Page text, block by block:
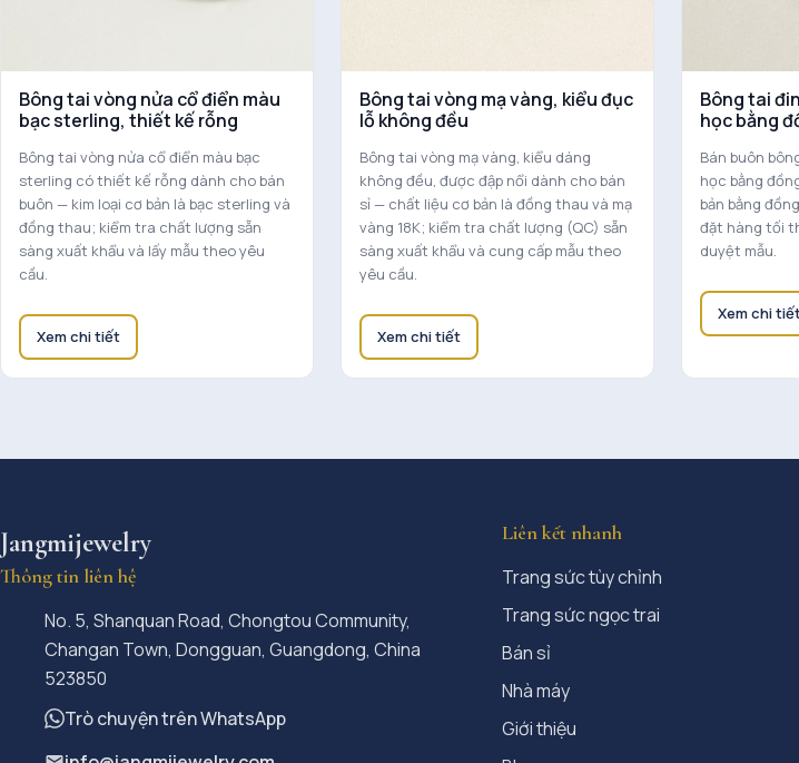
Bông tai vòng nửa cổ điển màu
bạc sterling, thiết kế rỗng
Bông tai vòng nửa cổ điển màu bạc
sterling có thiết kế rỗng dành cho bán
buôn — kim loại cơ bản là bạc sterling và
đồng thau; kiểm tra chất lượng sẵn
sàng xuất khẩu và lấy mẫu theo yêu
cầu.
Xem chi tiết
Bông tai vòng mạ vàng, kiểu đục
lỗ không đều
Bông tai vòng mạ vàng, kiểu dáng
không đều, được đập nổi dành cho bán
sỉ — chất liệu cơ bản là đồng thau và mạ
vàng 18K; kiểm tra chất lượng (QC) sẵn
sàng xuất khẩu và cung cấp mẫu theo
yêu cầu.
Xem chi tiết
Bông tai
học bằng
Bán buôn
học bằng
bản bằng
đặt hàng tối
duyệt mẫu.
Xem chi
Jangmijewelry
Thông tin liên hệ
No. 5, Shanquan Road, Chongtou Community,
Changan Town, Dongguan, Guangdong, China
523850
Trò chuyện trên WhatsApp
Liên kết nhanh
Trang sức tùy chỉnh
Trang sức ngọc trai
Bán sỉ
Nhà máy
Giới thiệu